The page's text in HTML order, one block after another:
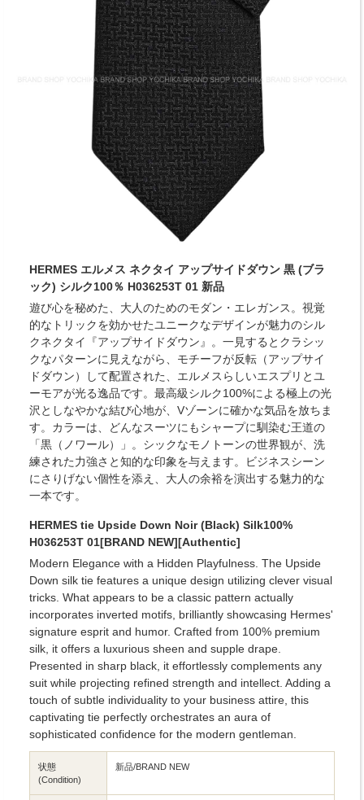
HERMES エルメス ネクタイ アップサイドダウン 黒 (ブラ
ック) シルク100％ H036253T 01 新品
遊び心を秘めた、大人のためのモダン・エレガンス。視覚
的なトリックを効かせたユニークなデザインが魅力のシル
クネクタイ『アップサイドダウン』。一見するとクラシッ
クなパターンに見えながら、モチーフが反転（アップサイ
ドダウン）して配置された、エルメスらしいエスプリとユ
ーモアが光る逸品です。最高級シルク100%による極上の光
沢としなやかな結び心地が、Vゾーンに確かな気品を放ちま
す。カラーは、どんなスーツにもシャープに馴染む王道の
「黒（ノワール）」。シックなモノトーンの世界観が、洗
練された力強さと知的な印象を与えます。ビジネスシーン
にさりげない個性を添え、大人の余裕を演出する魅力的な
一本です。
HERMES tie Upside Down Noir (Black) Silk100%
H036253T 01[BRAND NEW][Authentic]
Modern Elegance with a Hidden Playfulness. The Upside
Down silk tie features a unique design utilizing clever visual
tricks. What appears to be a classic pattern actually
incorporates inverted motifs, brilliantly showcasing Hermes'
signature esprit and humor. Crafted from 100% premium
silk, it offers a luxurious sheen and supple drape.
Presented in sharp black, it effortlessly complements any
suit while projecting refined strength and intellect. Adding a
touch of subtle individuality to your business attire, this
captivating tie perfectly orchestrates an aura of
sophisticated confidence for the modern gentleman.
状態
(Condition)
新品/BRAND NEW